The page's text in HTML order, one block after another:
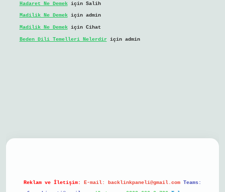
Hadaret Ne Demekiçin Salih
Madilik Ne Demekiçin admin
Madilik Ne Demekiçin Cihat
Beden Dili Temelleri Nelerdiriçin admin
Reklam ve İletişim: E-mail: backlinkpaneli@gmail.com Teams: